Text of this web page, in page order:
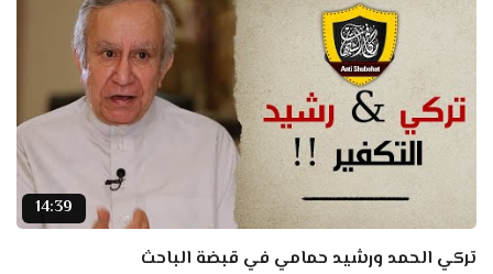
14:39
تركي الحمد ورشيد حمامي في قبضة الباحث